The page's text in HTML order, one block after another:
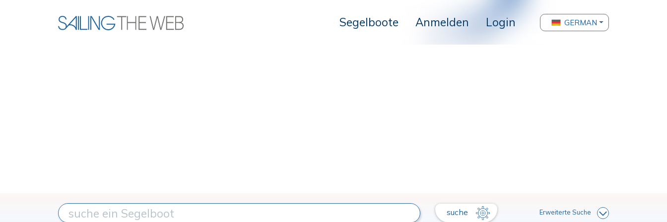
Segelboote Anmelden Login GERMAN
suche Erweiterte Suche